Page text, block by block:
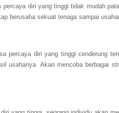
percaya diri yang tinggi tidak mudah
berusaha sekuat tenaga sampai
percaya diri yang tinggi cenderung
usahanya. Akan mencoba berbagai